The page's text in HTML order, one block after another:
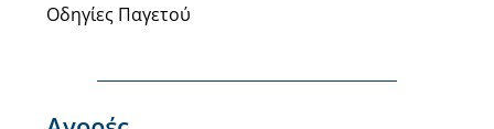
Οδηγίες Παγετού